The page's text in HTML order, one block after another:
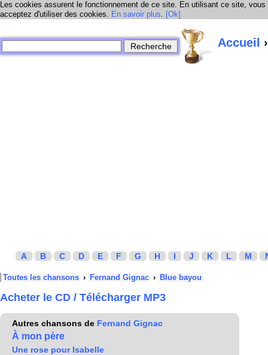
Les cookies assurent le fonctionnement de ce site. En utilisant ce site, vous
acceptez d'utiliser des cookies. En savoir plus. [Ok]
Accueil
A B C D E F G H I J K L M
Toutes les chansons › Fernand Gignac › Blue bayou
Acheter le CD / Télécharger MP3
Autres chansons de Fernand Gignac
À mon père
Une rose pour Isabelle